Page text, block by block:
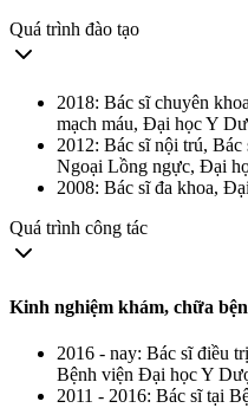
Quá trình đào tạo
2018: Bác sĩ chuyên
mạch máu, Đại học Y
2012: Bác sĩ nội trú, Bác
Ngoại Lồng ngực, Đại
2008: Bác sĩ đa khoa,
Quá trình công tác
Kinh nghiệm khám, chữa
2016 - nay: Bác sĩ điều
Bệnh viện Đại học Y
2011 - 2016: Bác sĩ tại